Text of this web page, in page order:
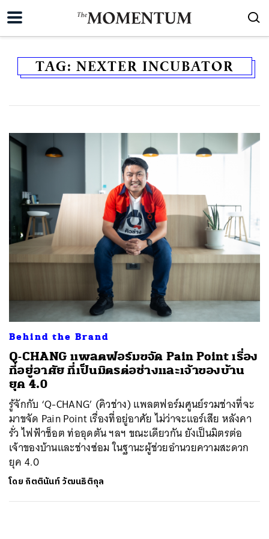
TAG: NEXTER INCUBATOR
Behind the Brand
Q-CHANG แพลตฟอร์มขจัด Pain Point เรื่อง
ที่อยู่อาศัย ที่เป็นมิตรต่อช่างและเจ้าของบ้าน
ยุค 4.0
รู้จักกับ ‘Q-CHANG’ (คิวช่าง) แพลตฟอร์มศูนย์รวมช่างที่จะ
มาขจัด Pain Point เรื่องที่อยู่อาศัย ไม่ว่าจะแอร์เสีย หลังคา
รั่ว ไฟฟ้าช็อต ท่ออุดตัน ฯลฯ ขณะเดียวกัน ยังเป็นมิตรต่อ
เจ้าของบ้านและช่างซ่อม ในฐานะผู้ช่วยอำนวยความสะดวก
ยุค 4.0
โดย กิตตินันท์ วัฒนธิติกุล
SHARE TWEET